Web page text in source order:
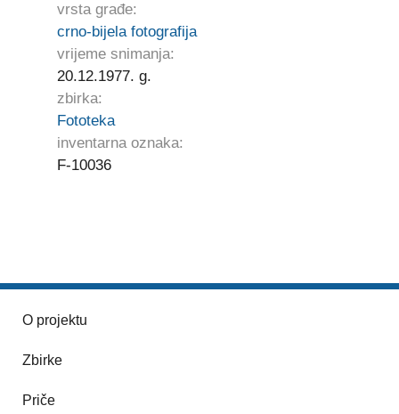
vrsta građe:
crno-bijela fotografija
vrijeme snimanja:
20.12.1977. g.
zbirka:
Fototeka
inventarna oznaka:
F-10036
O projektu
Zbirke
Priče